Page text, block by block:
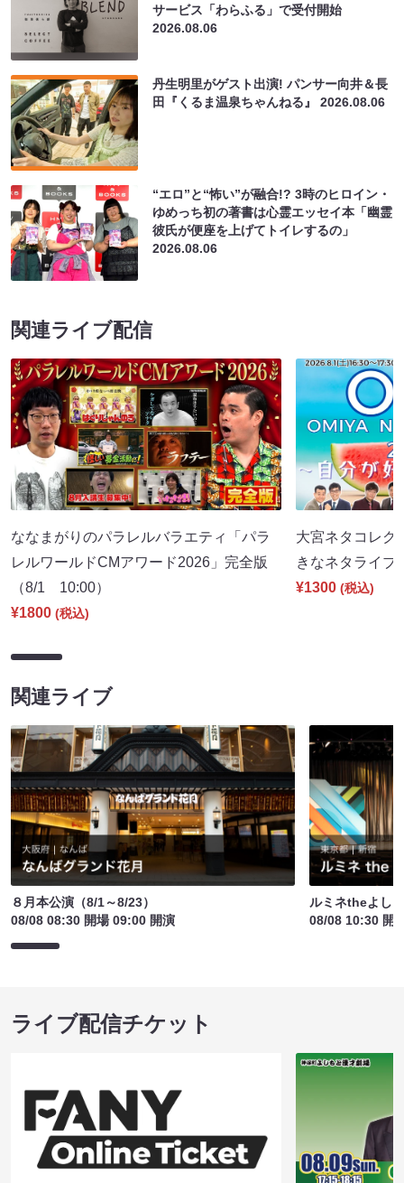
サービス「わらふる」で受付開始
2026.08.06
丹生明里がゲスト出演! パンサー向井＆長
田『くるま温泉ちゃんねる』2026.08.06
“エロ”と“怖い”が融合!? 3時のヒロイン・
ゆめっち初の著書は心霊エッセイ本「幽霊
彼氏が便座を上げてトイレするの」
2026.08.06
関連ライブ配信
ななまがりのパラレルバラエティ「パラ
レルワールドCMアワード2026」完全版
（8/1 10:00）
¥1800 (税込)
大宮ネタコレク
きなネタライ
¥1300 (税込)
関連ライブ
８月本公演（8/1～8/23）
08/08 08:30 開場 09:00 開演
ルミネtheよし
08/08 10:30 開
ライブ配信チケット